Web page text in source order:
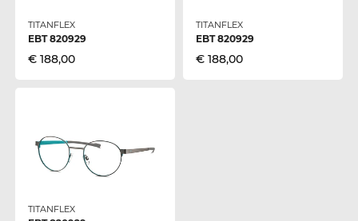
TITANFLEX
EBT 820929
€ 188,00
TITANFLEX
EBT 820929
€ 188,00
TITANFLEX